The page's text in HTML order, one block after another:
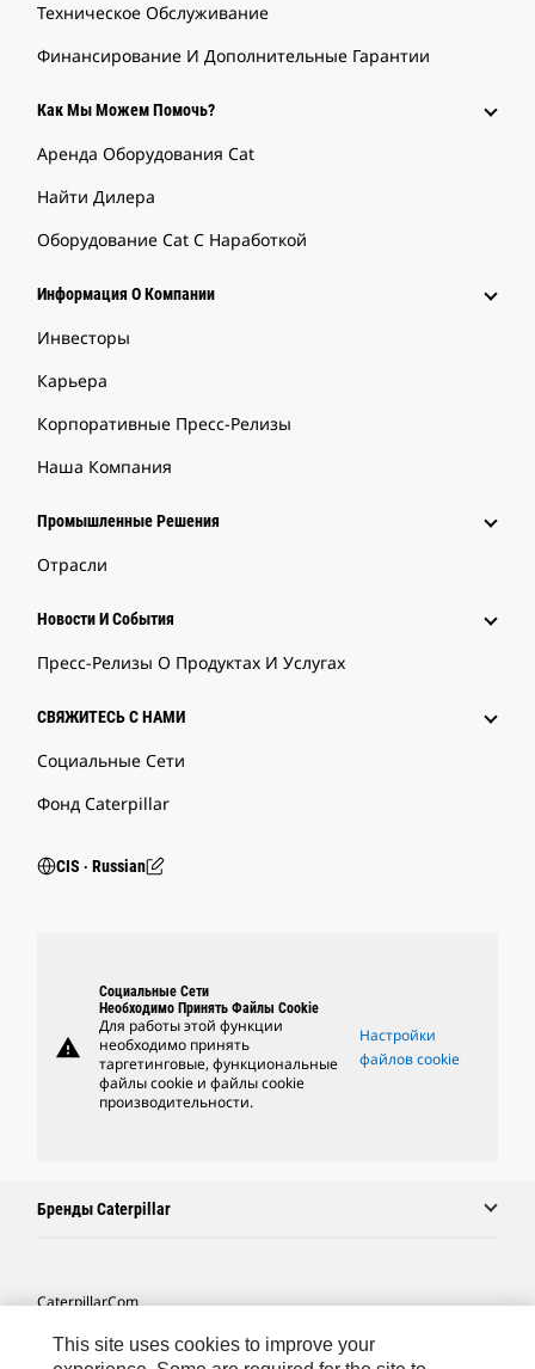
Техническое Обслуживание
Финансирование И Дополнительные Гарантии
Как Мы Можем Помочь?
Аренда Оборудования Cat
Найти Дилера
Оборудование Cat С Наработкой
Информация О Компании
Инвесторы
Карьера
Корпоративные Пресс-Релизы
Наша Компания
Промышленные Решения
Отрасли
Новости И События
Пресс-Релизы О Продуктах И Услугах
СВЯЖИТЕСЬ С НАМИ
Социальные Сети
Фонд Caterpillar
CIS ‧ Russian
warning
Социальные Сети
Необходимо Принять Файлы Cookie
Для работы этой функции
необходимо принять
таргетинговые, функциональные
файлы cookie и файлы cookie
производительности.
Настройки
файлов cookie
Бренды Caterpillar
Caterpillar.com
Связаться С Caterpillar
This site uses cookies to improve your